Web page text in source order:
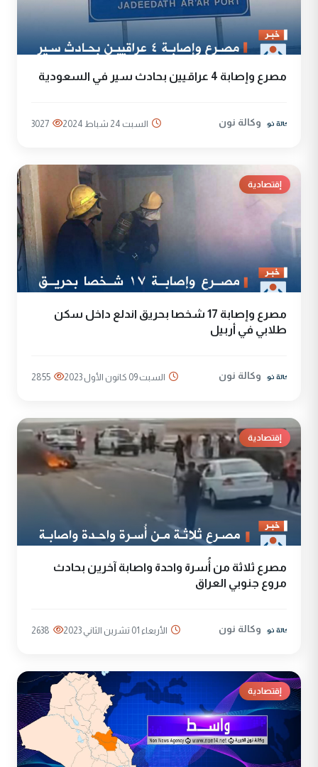
مصرع وإصابة 4 عراقيين بحادث سير في السعودية
وكالة نون السبت 24 شباط 2024 3027
إقتصادية
مصرع وإصابة 17 شخصا بحريق اندلع داخل سكن
طلابي في أربيل
وكالة نون السبت 09 كانون الأول 2023 2855
إقتصادية
مصرع ثلاثة من أُسرة واحدة واصابة آخرين بحادث
مروع جنوبي العراق
وكالة نون الأربعاء 01 تشرين الثاني 2023 2638
إقتصادية